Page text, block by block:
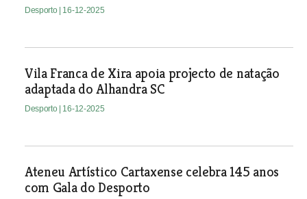
Desporto | 16-12-2025
Vila Franca de Xira apoia projecto de natação
adaptada do Alhandra SC
Desporto | 16-12-2025
Ateneu Artístico Cartaxense celebra 145 anos
com Gala do Desporto